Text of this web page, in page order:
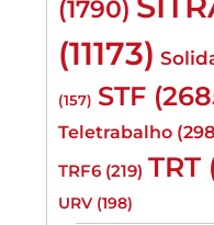
(1790)
(11173)
(157) STF
Teletrabalho
TRF6 (219) TRT
URV (198)